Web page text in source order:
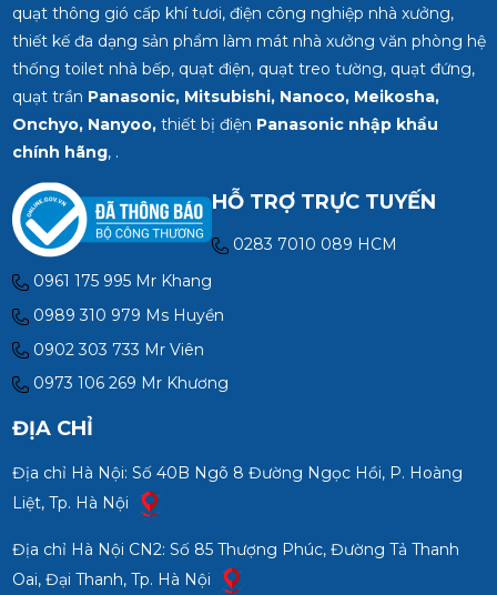
quạt thông gió cấp khí tươi, điện công nghiệp nhà xưởng,
thiết kế đa dạng sản phẩm làm mát nhà xưởng văn phòng hệ
thống toilet nhà bếp, quạt điện, quạt treo tường, quạt đứng,
quạt trần Panasonic, Mitsubishi, Nanoco, Meikosha,
Onchyo, Nanyoo,thiết bị điện Panasonic nhập khẩu
chính hãng, .
HỖ TRỢ TRỰC TUYẾN
0283 7010 089 HCM
0961 175 995 Mr Khang
0989 310 979 Ms Huyền
0902 303 733 Mr Viên
0973 106 269 Mr Khương
ĐỊA CHỈ
Địa chỉ Hà Nội: Số 40B Ngõ 8 Đường Ngọc Hồi, P. Hoàng
Liệt, Tp. Hà Nội
Địa chỉ Hà Nội CN2: Số 85 Thượng Phúc, Đường Tả Thanh
Oai, Đại Thanh, Tp. Hà Nội